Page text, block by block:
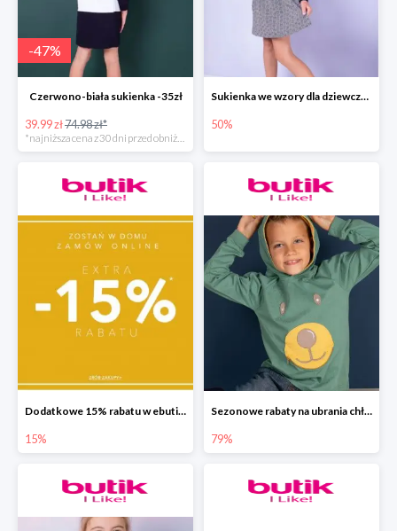
-47%
Czerwono-biała sukienka -35zł
39.99 zł74.98 zł*
*najniższa cena z 30 dni przed obniżką
Sukienka we wzory dla dziewczynki
50%
Dodatkowe 15% rabatu w ebutik.pl
15%
Sezonowe rabaty na ubrania chłopięce w ebutik.pl do -79%
79%